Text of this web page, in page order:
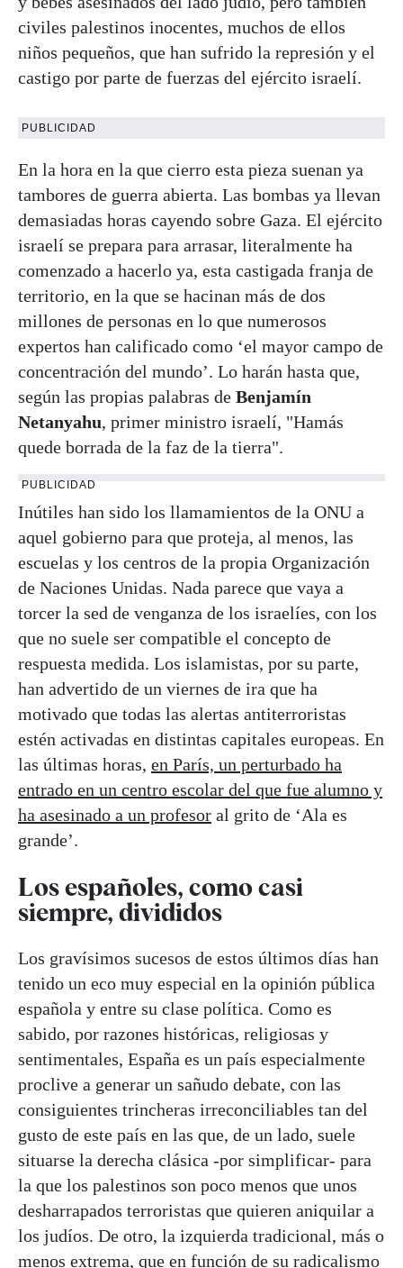
civiles palestinos inocentes, muchos de ellos
niños pequeños, que han sufrido la represión y el
castigo por parte de fuerzas del ejército israelí.
PUBLICIDAD
En la hora en la que cierro esta pieza suenan ya
tambores de guerra abierta. Las bombas ya llevan
demasiadas horas cayendo sobre Gaza. El ejército
israelí se prepara para arrasar, literalmente ha
comenzado a hacerlo ya, esta castigada franja de
territorio, en la que se hacinan más de dos
millones de personas en lo que numerosos
expertos han calificado como ‘el mayor campo de
concentración del mundo’. Lo harán hasta que,
según las propias palabras de Benjamín
Netanyahu, primer ministro israelí, "Hamás
quede borrada de la faz de la tierra".
PUBLICIDAD
Inútiles han sido los llamamientos de la ONU a
aquel gobierno para que proteja, al menos, las
escuelas y los centros de la propia Organización
de Naciones Unidas. Nada parece que vaya a
torcer la sed de venganza de los israelíes, con los
que no suele ser compatible el concepto de
respuesta medida. Los islamistas, por su parte,
han advertido de un viernes de ira que ha
motivado que todas las alertas antiterroristas
estén activadas en distintas capitales europeas. En
las últimas horas, en París, un perturbado ha
entrado en un centro escolar del que fue alumno y
ha asesinado a un profesor al grito de ‘Ala es
grande’.
Los españoles, como casi
siempre, divididos
Los gravísimos sucesos de estos últimos días han
tenido un eco muy especial en la opinión pública
española y entre su clase política. Como es
sabido, por razones históricas, religiosas y
sentimentales, España es un país especialmente
proclive a generar un sañudo debate, con las
consiguientes trincheras irreconciliables tan del
gusto de este país en las que, de un lado, suele
situarse la derecha clásica -por simplificar- para
la que los palestinos son poco menos que unos
desharrapados terroristas que quieren aniquilar a
los judíos. De otro, la izquierda tradicional, más o
menos extrema, que en función de su radicalismo